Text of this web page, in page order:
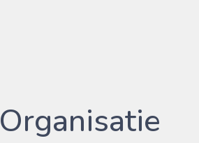
Organisatie